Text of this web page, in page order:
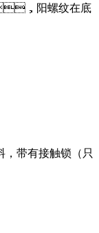
，阳螺纹在底
，带有接触锁（只